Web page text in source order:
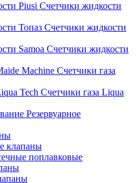
Счетчики жидкости
Счетчики жидкости
Счетчики жидкости
Счетчики газа
Счетчики газа Liqua
Резервуарное
клапаны
поплавковые